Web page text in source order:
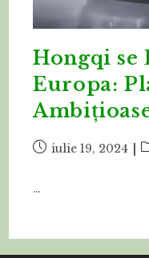
Hongqi se
Europa:
Postiulie 19, 2024
…